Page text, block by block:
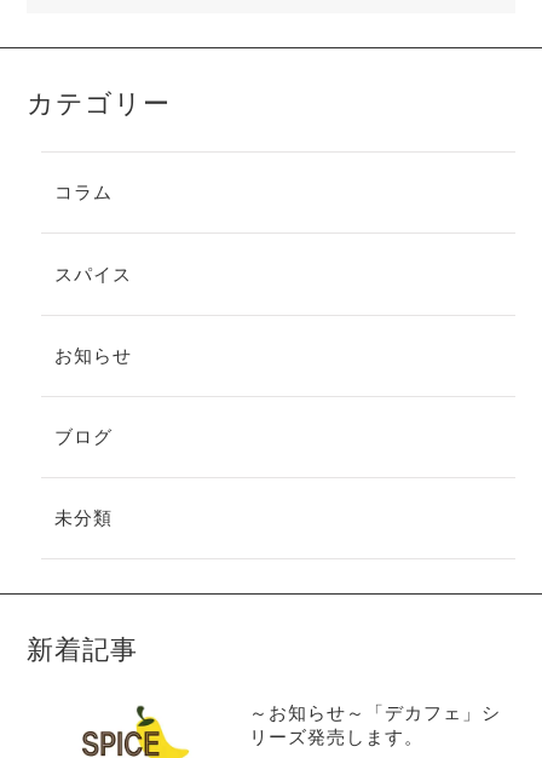
カテゴリー
コラム
スパイス
お知らせ
ブログ
未分類
新着記事
～お知らせ～「デカフェ」シ
リーズ発売します。